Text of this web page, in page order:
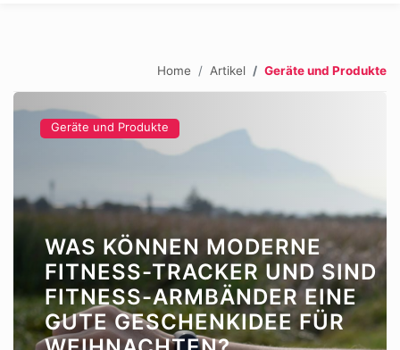
Home Artikel Geräte und Produkte
Geräte und Produkte
WAS KÖNNEN MODERNE
FITNESS-TRACKER UND SIND
FITNESS-ARMBÄNDER EINE
GUTE GESCHENKIDEE FÜR